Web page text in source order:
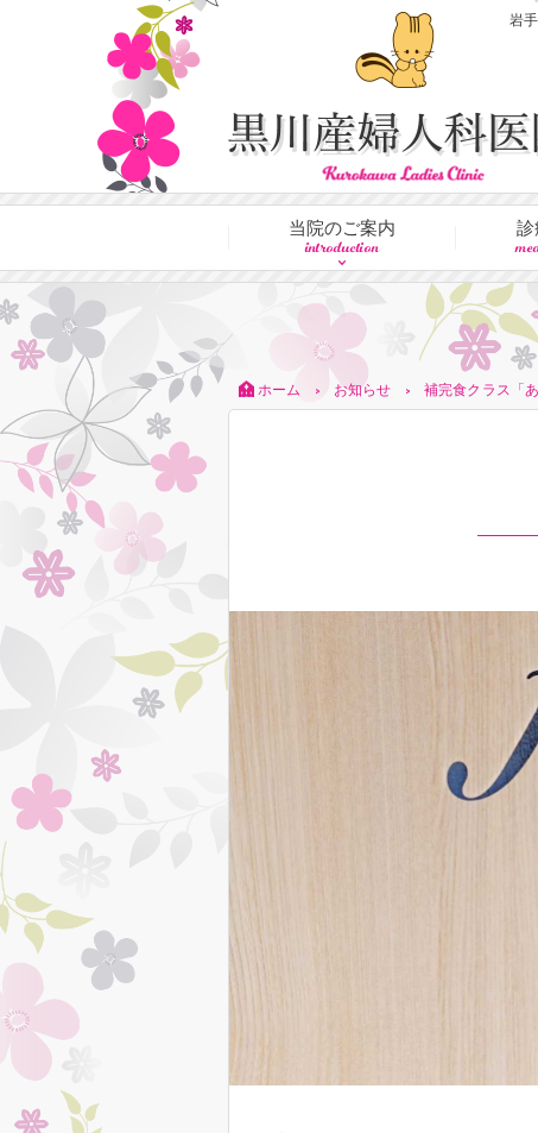
岩
当院のご案内
introduction
ホーム > お知らせ > 補完食クラス「